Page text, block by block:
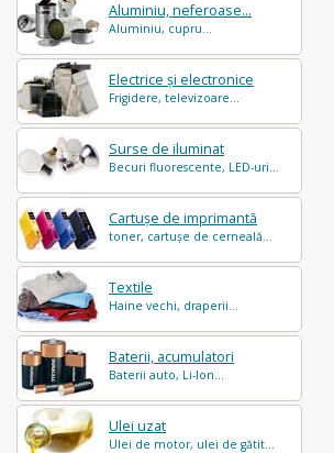
Aluminiu, neferoase...
Aluminiu, cupru...
Electrice și electronice
Frigidere, televizoare...
Surse de iluminat
Becuri fluorescente, LED-uri...
Cartușe de imprimantă
toner, cartușe de cerneală...
Textile
Haine vechi, draperii...
Baterii, acumulatori
Baterii auto, Li-Ion...
Ulei uzat
Ulei de motor, ulei de gătit...